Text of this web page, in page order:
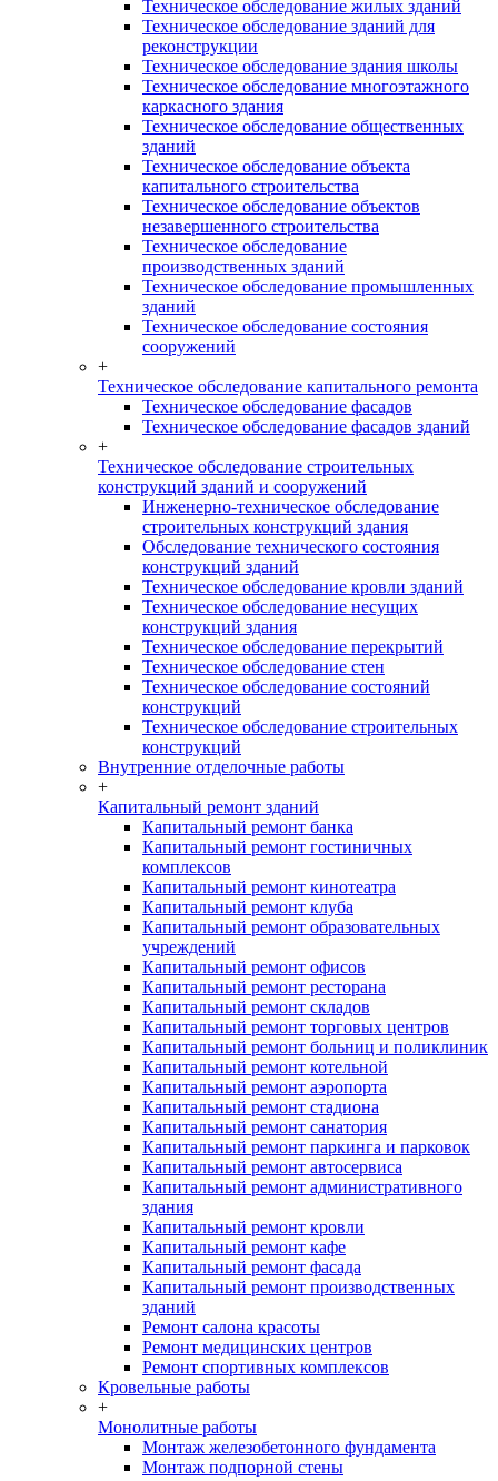
Техническое обследование жилых зданий
Техническое обследование зданий для
реконструкции
Техническое обследование здания школы
Техническое обследование многоэтажного
каркасного здания
Техническое обследование общественных
зданий
Техническое обследование объекта
капитального строительства
Техническое обследование объектов
незавершенного строительства
Техническое обследование
производственных зданий
Техническое обследование промышленных
зданий
Техническое обследование состояния
сооружений
+
Техническое обследование капитального ремонта
Техническое обследование фасадов
Техническое обследование фасадов зданий
+
Техническое обследование строительных
конструкций зданий и сооружений
Инженерно-техническое обследование
строительных конструкций здания
Обследование технического состояния
конструкций зданий
Техническое обследование кровли зданий
Техническое обследование несущих
конструкций здания
Техническое обследование перекрытий
Техническое обследование стен
Техническое обследование состояний
конструкций
Техническое обследование строительных
конструкций
Внутренние отделочные работы
+
Капитальный ремонт зданий
Капитальный ремонт банка
Капитальный ремонт гостиничных
комплексов
Капитальный ремонт кинотеатра
Капитальный ремонт клуба
Капитальный ремонт образовательных
учреждений
Капитальный ремонт офисов
Капитальный ремонт ресторана
Капитальный ремонт складов
Капитальный ремонт торговых центров
Капитальный ремонт больниц и поликлиник
Капитальный ремонт котельной
Капитальный ремонт аэропорта
Капитальный ремонт стадиона
Капитальный ремонт санатория
Капитальный ремонт паркинга и парковок
Капитальный ремонт автосервиса
Капитальный ремонт административного
здания
Капитальный ремонт кровли
Капитальный ремонт кафе
Капитальный ремонт фасада
Капитальный ремонт производственных
зданий
Ремонт салона красоты
Ремонт медицинских центров
Ремонт спортивных комплексов
Кровельные работы
+
Монолитные работы
Монтаж железобетонного фундамента
Монтаж подпорной стены